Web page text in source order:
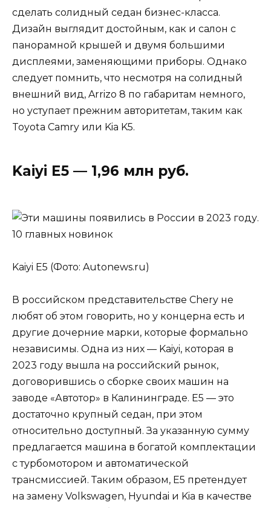
сделать солидный седан бизнес-класса.
Дизайн выглядит достойным, как и салон с
панорамной крышей и двумя большими
дисплеями, заменяющими приборы. Однако
следует помнить, что несмотря на солидный
внешний вид, Arrizo 8 по габаритам немного,
но уступает прежним авторитетам, таким как
Toyota Camry или Kia K5.
Kaiyi E5 — 1,96 млн руб.
Kaiyi E5 (Фото: Autonews.ru)
В российском представительстве Chery не
любят об этом говорить, но у концерна есть и
другие дочерние марки, которые формально
независимы. Одна из них — Kaiyi, которая в
2023 году вышла на российский рынок,
договорившись о сборке своих машин на
заводе «Автотор» в Калининграде. E5 — это
достаточно крупный седан, при этом
относительно доступный. За указанную сумму
предлагается машина в богатой комплектации
с турбомотором и автоматической
трансмиссией. Таким образом, E5 претендует
на замену Volkswagen, Hyundai и Kia в качестве